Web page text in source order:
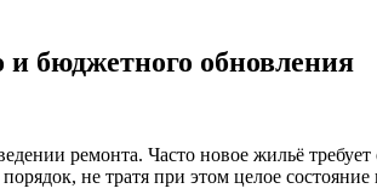
бюджетного обновления
ремонта. Часто новое жильё
не тратя при этом целое